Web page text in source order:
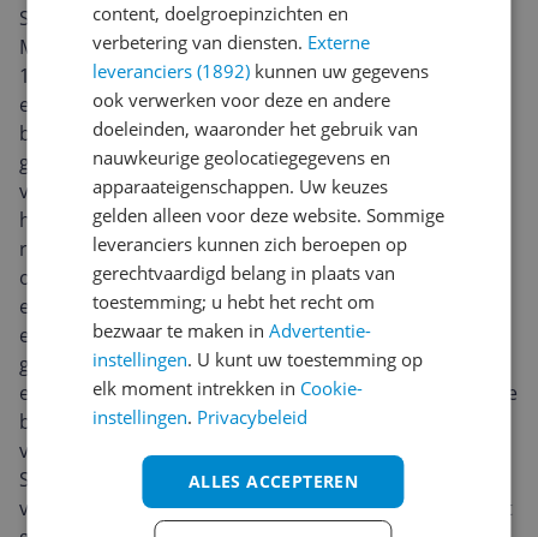
Sirui 50mm T2.9 Blue Flare 1.6x FF Anamorphic Z
Mount (Carbon Fiber) De Sirui 50mm T2.9 Blue Flare
1.6x FF Anamorphic Z Mount lens (Carbon Fiber) biedt
een anamorphic-look in een compacte en lichtgewicht
body. Dankzij het ontwerp is dit objectief ideaal voor
gebruik op een gimbal, stabilizer, drone of gebruik
vanuit de hand. De lens produceert blauwe,
horizontale strepen wanneer je deze op een lichtbron
richt, waardoor je opnamen er anamorf uitzien. Het
optische ontwerp van het objectief bestaat uit 17
elementen in 12 groepen, waaronder asferische
elementen. Hierdoor wordt chromatische aberratie
geëlimineerd. Met dit objectief worden beelden met
een afmeting van 16:9 gedesqueezed tot een anamorfe
beeldverhouding van 2,8:1 en beelden met een 3:2
verhouding gedesqueezed tot een 2,4:1 formaat. Het
Sirui 50mm objectief heeft een maximaal diafragma
van T/2.9, waardoor een geringe scherptediepte wordt
content, doelgroepinzichten en
verbetering van diensten. Externe
leveranciers (1892) kunnen uw gegevens
ook verwerken voor deze en andere
doeleinden, waaronder het gebruik van
nauwkeurige geolocatiegegevens en
apparaateigenschappen. Uw keuzes
gelden alleen voor deze website. Sommige
leveranciers kunnen zich beroepen op
gerechtvaardigd belang in plaats van
toestemming; u hebt het recht om
bezwaar te maken inAdvertentie-
instellingen. U kunt uw toestemming op
elk moment intrekken in Cookie-
instellingen. Privacybeleid
ALLES ACCEPTEREN